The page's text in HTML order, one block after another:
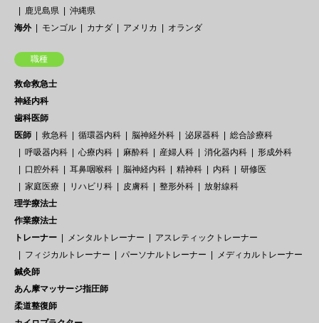
鹿児島県
沖縄県
海外
モンゴル カナダ アメリカ オランダ
職種
救命救急士
神経内科
歯科医師
医師
救急科 循環器内科 脳神経外科 泌尿器科
総合診療科
呼吸器内科
心療内科 麻酔科 産婦人科 消化器内科
形成外科
口腔外科
耳鼻咽喉科 脳神経内科 精神科 内科
研修医
家庭医療
リハビリ科 皮膚科 整形外科
放射線科
理学療法士
作業療法士
トレーナー
メンタルトレーナー
アスレティックトレーナー
フィジカルトレーナー
パーソナルトレーナー
メディカルトレーナー
鍼灸師
あん摩マッサージ指圧師
柔道整復師